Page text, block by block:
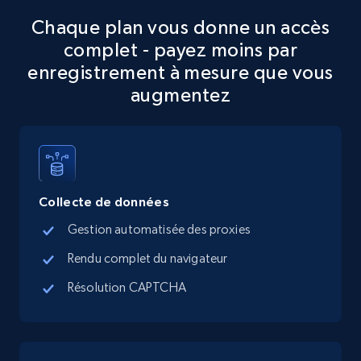
Google Maps full information
Place id, URL, Country, Name, Category,
Address, Description, Business details, and
13.2K+
Google Maps full information - discover
Place id, URL, Country, Name, Category,
Address, Description, Business details, and
Chaque plan vous donne un accès
complet - payez moins par
enregistrement à mesure que vous
augmentez
Collecte de données
Gestion automatisée des proxies
Rendu complet du navigateur
Résolution CAPTCHA